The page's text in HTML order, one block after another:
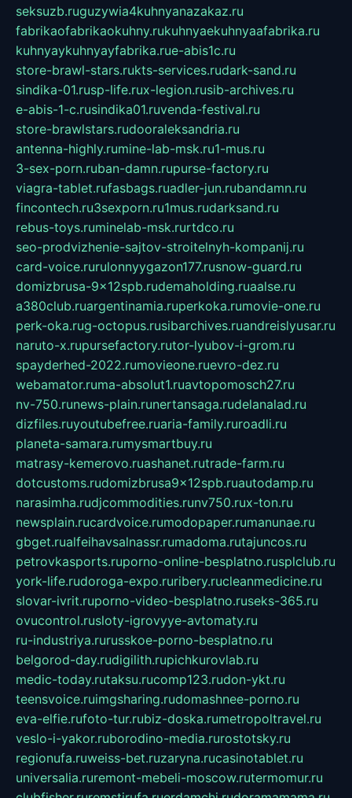
seksuzb.ruguzywia4kuhnyanazakaz.ru
fabrikaofabrikaokuhny.rukuhnyaekuhnyaafabrika.ru
kuhnyaykuhnyayfabrika.rue-abis1c.ru
store-brawl-stars.rukts-services.rudark-sand.ru
sindika-01.rusp-life.rux-legion.rusib-archives.ru
e-abis-1-c.rusindika01.ruvenda-festival.ru
store-brawlstars.rudooraleksandria.ru
antenna-highly.rumine-lab-msk.ru1-mus.ru
3-sex-porn.ruban-damn.rupurse-factory.ru
viagra-tablet.rufasbags.ruadler-jun.rubandamn.ru
fincontech.ru3sexporn.ru1mus.rudarksand.ru
rebus-toys.ruminelab-msk.rurtdco.ru
seo-prodvizhenie-sajtov-stroitelnyh-kompanij.ru
card-voice.rurulonnyygazon177.rusnow-guard.ru
domizbrusa-9x12spb.rudemaholding.ruaalse.ru
a380club.ruargentinamia.ruperkoka.rumovie-one.ru
perk-oka.rug-octopus.rusibarchives.ruandreislyusar.ru
naruto-x.rupursefactory.rutor-lyubov-i-grom.ru
spayderhed-2022.rumovieone.ruevro-dez.ru
webamator.ruma-absolut1.ruavtopomosch27.ru
nv-750.runews-plain.runertansaga.rudelanalad.ru
dizfiles.ruyoutubefree.ruaria-family.ruroadli.ru
planeta-samara.rumysmartbuy.ru
matrasy-kemerovo.ruashanet.rutrade-farm.ru
dotcustoms.rudomizbrusa9x12spb.ruautodamp.ru
narasimha.rudjcommodities.runv750.rux-ton.ru
newsplain.rucardvoice.rumodopaper.rumanunae.ru
gbget.rualfeihavsalnassr.rumadoma.rutajuncos.ru
petrovkasports.ruporno-online-besplatno.rusplclub.ru
york-life.rudoroga-expo.ruribery.rucleanmedicine.ru
slovar-ivrit.ruporno-video-besplatno.ruseks-365.ru
ovucontrol.rusloty-igrovyye-avtomaty.ru
ru-industriya.rurusskoe-porno-besplatno.ru
belgorod-day.rudigilith.rupichkurovlab.ru
medic-today.rutaksu.rucomp123.rudon-ykt.ru
teensvoice.ruimgsharing.rudomashnee-porno.ru
eva-elfie.rufoto-tur.rubiz-doska.rumetropoltravel.ru
veslo-i-yakor.ruborodino-media.rurostotsky.ru
regionufa.ruweiss-bet.ruzaryna.rucasinotablet.ru
universalia.ruremont-mebeli-moscow.rutermomur.ru